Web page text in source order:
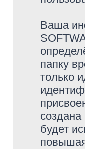
Ваша
папку
только
будет